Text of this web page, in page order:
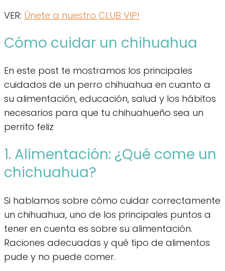
VER: Únete a nuestro CLUB VIP!
Cómo cuidar un chihuahua
En este post te mostramos los principales
cuidados de un perro chihuahua en cuanto a
su alimentación, educación, salud y los hábitos
necesarios para que tu chihuahueño sea un
perrito feliz
1. Alimentación: ¿Qué come un
chichuahua?
Si hablamos sobre cómo cuidar correctamente
un chihuahua, uno de los principales puntos a
tener en cuenta es sobre su alimentación.
Raciones adecuadas y qué tipo de alimentos
pude y no puede comer.